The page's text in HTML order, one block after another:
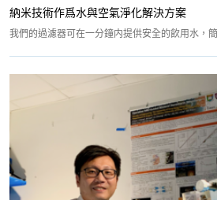
納米技術作爲水與空氣淨化解決方案
我們的過濾器可在一分鐘内提供安全的飲用水，